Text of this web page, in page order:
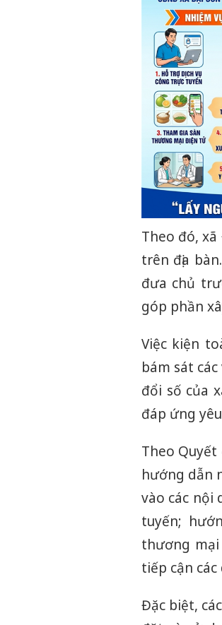
Theo đó,
trên địa
đưa chủ
góp phần
Việc kiện
bám sát
đổi số của
đáp ứng
Theo
hướng dẫn
vào các nội
tuyến;
thương
tiếp cận
Đặc biệt,